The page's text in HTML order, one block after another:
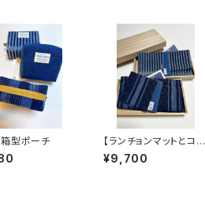
型ポーチ
【ランチョンマットとコー
スターセット】備後絣の
贈り物
¥9,700